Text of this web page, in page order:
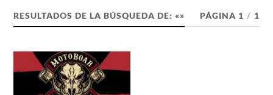
RESULTADOS DE LA BÚSQUEDA DE: «» PÁGINA 1 / 1